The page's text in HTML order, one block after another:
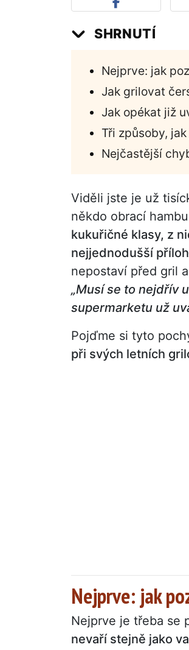
SHRNUTÍ
Nejprve: jak
Jak grilovat
Jak opékat již
Tři způsoby,
Nejčastější
Viděli jste je už
někdo obrací
kukuřičné klasy, z
nejjednodušší
nepostaví před gril
„Musí se to nejdřív
supermarketu už
Pojďme si tyto
při svých letních
Nejprve: jak
Nejprve je třeba se
nevaří stejně jako